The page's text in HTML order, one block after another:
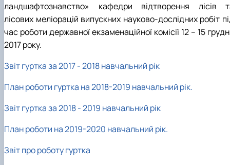
ландшафтознавство» кафедри відтворення лісів
лісових меліорацій випускних науково-дослідних робіт
час роботи державної екзаменаційної комісії 12 – 15
2017 року.
Звіт гуртка за 2017 - 2018 навчальний рік
План роботи гуртка на 2018-2019 навчальний рік.
Звіт гуртка за 2018 - 2019 навчальний рік
План роботи на 2019-2020 навчальний рік.
Звіт про роботу гуртка